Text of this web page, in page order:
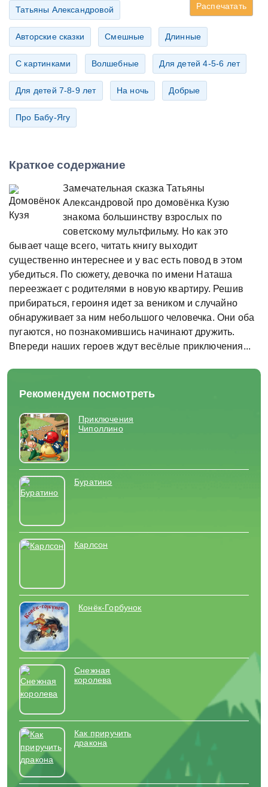
Распечатать
Татьяны Александровой
Авторские сказки Смешные Длинные
С картинками Волшебные Для детей 4-5-6 лет
Для детей 7-8-9 лет На ночь Добрые
Про Бабу-Ягу
Краткое содержание
Замечательная сказка Татьяны
Александровой про домовёнка Кузю
знакома большинству взрослых по
советскому мультфильму. Но как это
бывает чаще всего, читать книгу выходит
существенно интереснее и у вас есть повод в этом
убедиться. По сюжету, девочка по имени Наташа
переезжает с родителями в новую квартиру. Решив
прибираться, героиня идет за веником и случайно
обнаруживает за ним небольшого человечка. Они оба
пугаются, но познакомившись начинают дружить.
Впереди наших героев ждут весёлые приключения...
Рекомендуем посмотреть
Приключения
Чиполлино
Буратино
Карлсон
Конёк-Горбунок
Снежная
королева
Как приручить
дракона